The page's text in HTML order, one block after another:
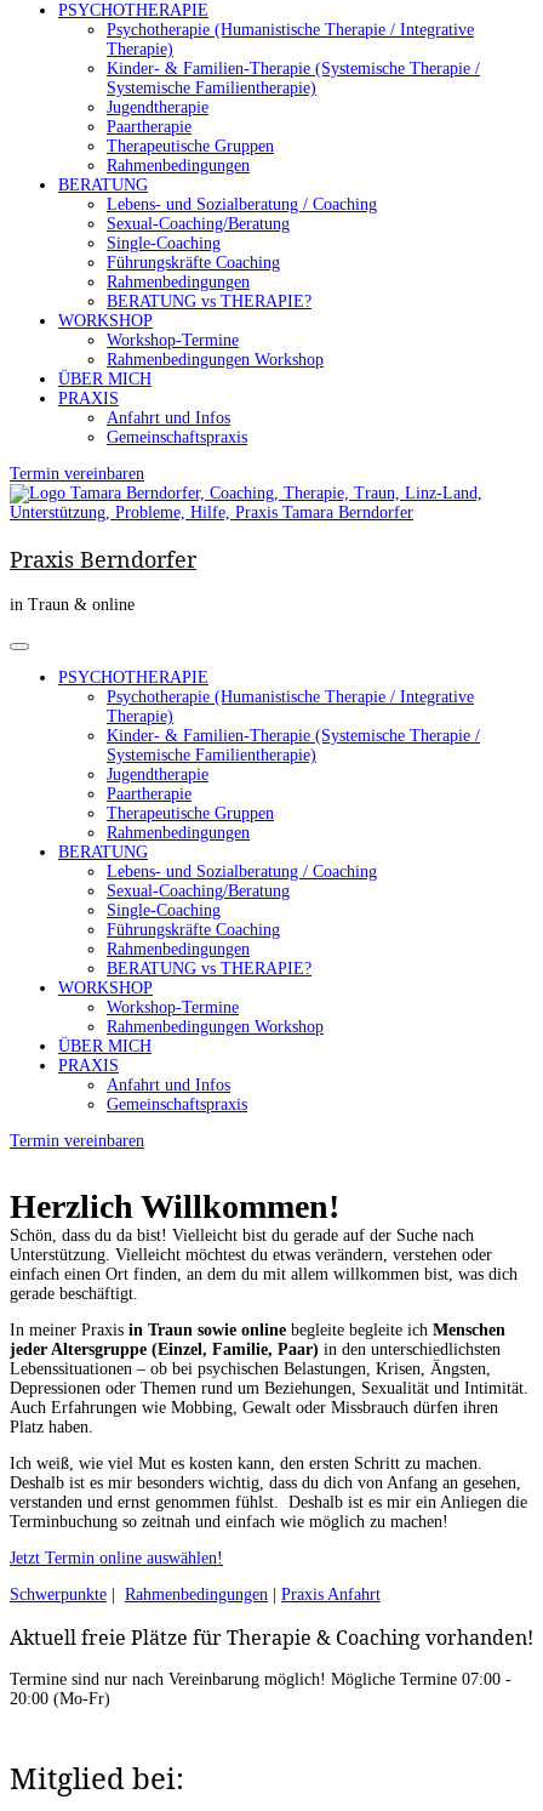
PSYCHOTHERAPIE
Psychotherapie (Humanistische Therapie / Integrative
Therapie)
Kinder- & Familien-Therapie (Systemische Therapie /
Systemische Familientherapie)
Jugendtherapie
Paartherapie
Therapeutische Gruppen
Rahmenbedingungen
BERATUNG
Lebens- und Sozialberatung / Coaching
Sexual-Coaching/Beratung
Single-Coaching
Führungskräfte Coaching
Rahmenbedingungen
BERATUNG vs THERAPIE?
WORKSHOP
Workshop-Termine
Rahmenbedingungen Workshop
ÜBER MICH
PRAXIS
Anfahrt und Infos
Gemeinschaftspraxis
Termin vereinbaren
Praxis Berndorfer
in Traun & online
PSYCHOTHERAPIE
Psychotherapie (Humanistische Therapie / Integrative
Therapie)
Kinder- & Familien-Therapie (Systemische Therapie /
Systemische Familientherapie)
Jugendtherapie
Paartherapie
Therapeutische Gruppen
Rahmenbedingungen
BERATUNG
Lebens- und Sozialberatung / Coaching
Sexual-Coaching/Beratung
Single-Coaching
Führungskräfte Coaching
Rahmenbedingungen
BERATUNG vs THERAPIE?
WORKSHOP
Workshop-Termine
Rahmenbedingungen Workshop
ÜBER MICH
PRAXIS
Anfahrt und Infos
Gemeinschaftspraxis
Termin vereinbaren
Herzlich Willkommen!
Schön, dass du da bist! Vielleicht bist du gerade auf der Suche nach
Unterstützung. Vielleicht möchtest du etwas verändern, verstehen oder
einfach einen Ort finden, an dem du mit allem willkommen bist, was dich
gerade beschäftigt.
In meiner Praxis in Traun sowie online begleite begleite ich Menschen
jeder Altersgruppe (Einzel, Familie, Paar) in den unterschiedlichsten
Lebenssituationen – ob bei psychischen Belastungen, Krisen, Ängsten,
Depressionen oder Themen rund um Beziehungen, Sexualität und Intimität.
Auch Erfahrungen wie Mobbing, Gewalt oder Missbrauch dürfen ihren
Platz haben.
Ich weiß, wie viel Mut es kosten kann, den ersten Schritt zu machen.
Deshalb ist es mir besonders wichtig, dass du dich von Anfang an gesehen,
verstanden und ernst genommen fühlst. Deshalb ist es mir ein Anliegen die
Terminbuchung so zeitnah und einfach wie möglich zu machen!
Jetzt Termin online auswählen!
Schwerpunkte
Rahmenbedingungen Praxis Anfahrt
Aktuell freie Plätze für Therapie & Coaching vorhanden!
Termine sind nur nach Vereinbarung möglich! Mögliche Termine 07:00 -
20:00 (Mo-Fr)
Mitglied bei: